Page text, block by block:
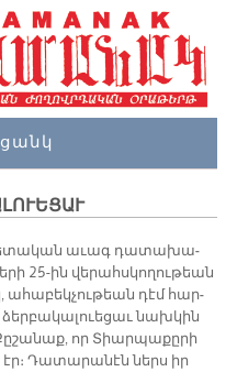
ա­ւագ դա­տա­խա­
25-ին վե­րահս­կո­ղու­թեան
ա­հա­բեկ­չու­թեան դէմ հար­
նախ­կին
որ Տիար­պա­քը­րի
Դա­տա­րա­նէն ներս իր